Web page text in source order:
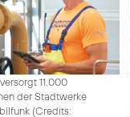
11.000
der Stadtwerke
(Credits: